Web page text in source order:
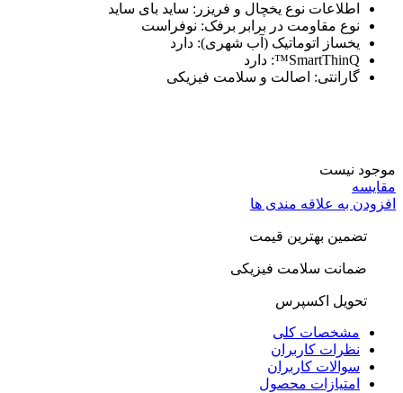
اطلاعات نوع یخچال و فریزر: ساید بای ساید
نوع مقاومت در برابر برفک: نوفراست
یخساز اتوماتیک (آب شهری): دارد
SmartThinQ™:
دارد
گارانتی: اصالت و سلامت فیزیکی
موجود نیست
مقایسه
افزودن به علاقه مندی ها
تضمین بهترین قیمت
ضمانت سلامت فیزیکی
تحویل اکسپرس
مشخصات کلی
نظرات کاربران
سوالات کاربران
امتیازات محصول